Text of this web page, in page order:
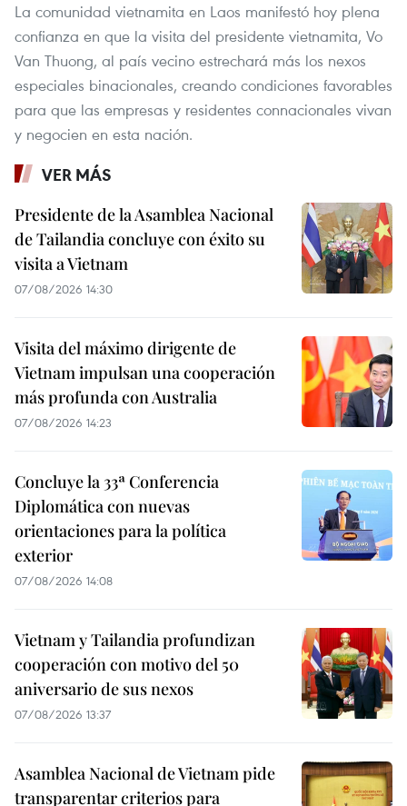
La comunidad vietnamita en Laos manifestó hoy plena
confianza en que la visita del presidente vietnamita, Vo
Van Thuong, al país vecino estrechará más los nexos
especiales binacionales, creando condiciones favorables
para que las empresas y residentes connacionales vivan
y negocien en esta nación.
VER MÁS
Presidente de la Asamblea Nacional
de Tailandia concluye con éxito su
visita a Vietnam
07/08/2026 14:30
Visita del máximo dirigente de
Vietnam impulsan una cooperación
más profunda con Australia
07/08/2026 14:23
Concluye la 33ª Conferencia
Diplomática con nuevas
orientaciones para la política
exterior
07/08/2026 14:08
Vietnam y Tailandia profundizan
cooperación con motivo del 50
aniversario de sus nexos
07/08/2026 13:37
Asamblea Nacional de Vietnam pide
transparentar criterios para